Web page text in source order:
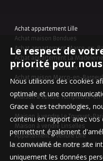
Achat appartement Lille
Achat maison Bondues
Achat appartement Marcq-en-
Achat appartement La Madeleine
Achat maison Mouvaux
Achat maison Marcq-en-Baroeul
Maison à vendre Templeuve-
Appartement à vendre Lille
Maison à vendre Le Touquet-
Maison à vendre Linselles
Appartement à vendre Lille
Stationnement à vendre Lille
Le respect de
priorité pour nous
Nous utilisons des cookies
optimale et une
Grace à ces technologies,
contenu en rapport avec vos
permettent également
la convivialité de notre site
uniquement les données